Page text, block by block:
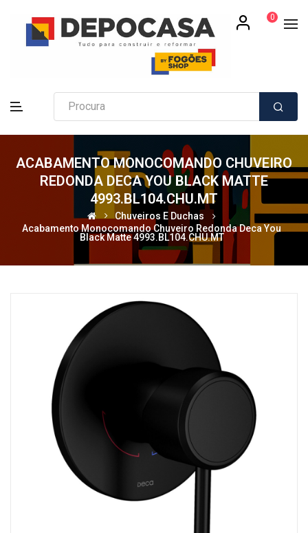
0
ACABAMENTO MONOCOMANDO CHUVEIRO
REDONDA DECA YOU BLACK MATTE
4993.BL104.CHU.MT
Chuveiros E Duchas
Acabamento Monocomando Chuveiro Redonda Deca You
Black Matte 4993.BL104.CHU.MT